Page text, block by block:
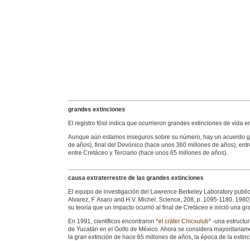
grandes extinciones
El registro fósil indica que ocurrieron grandes extinciones de vida
Aunque aún estamos inseguros sobre su número, hay un
de años), final del Devónico (hace unos 360 millones de años),
entre Cretáceo y Terciario (hace unos 65 millones de años).
causa extraterrestre de las grandes extinciones
El equipo de investigación del Lawrence Berkeley Laboratory
Alvarez, F. Asaro and H.V. Michel. Science, 208, p. 1095-1180.
su teoría que un impacto ocurrió al final de Cretáceo e inició una
En 1991, científicos encontraron *el cráter Chicxulub* -una
de Yucatán en el Golfo de México. Ahora se considera
la gran extinción de hace 65 millones de años, la época de la